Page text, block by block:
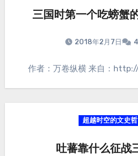
三国时第一个吃螃蟹
2018年2月7日
作者：万卷纵横 来自：
超越时空的文史哲
吐蕃靠什么征战